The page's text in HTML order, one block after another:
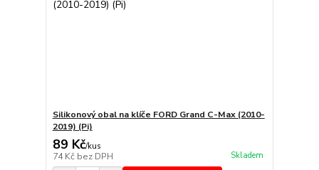
Silikonový obal na klíče FORD Grand C-Max (2010-
2019) (Pi)
89 Kč/kus
74 Kč bez DPH Skladem